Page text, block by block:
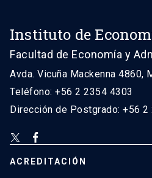
Instituto de
Facultad de Economía y
Avda. Vicuña Mackenna 4860,
Teléfono: +56 2 2354 4303
Dirección de Postgrado: +56 2
ACREDITACIÓN